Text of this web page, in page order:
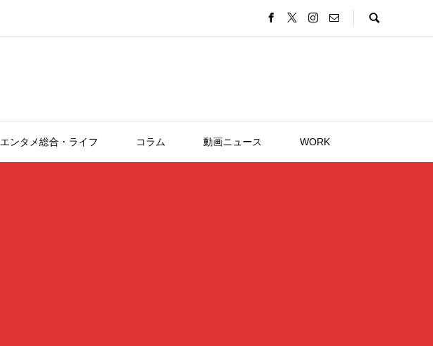
エンタメ総合・ライフ コラム 動画ニュース WORK